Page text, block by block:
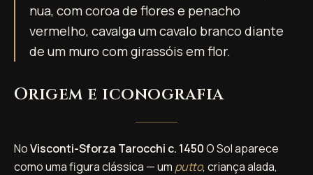
nua, com coroa de flores e penacho
vermelho, cavalga um cavalo branco diante
de um muro com girassóis em flor.
Origem e iconografia
NoVisconti-Sforza Tarocchi c. 1450O Sol aparece
como uma figura clássica — um putto, criança alada,